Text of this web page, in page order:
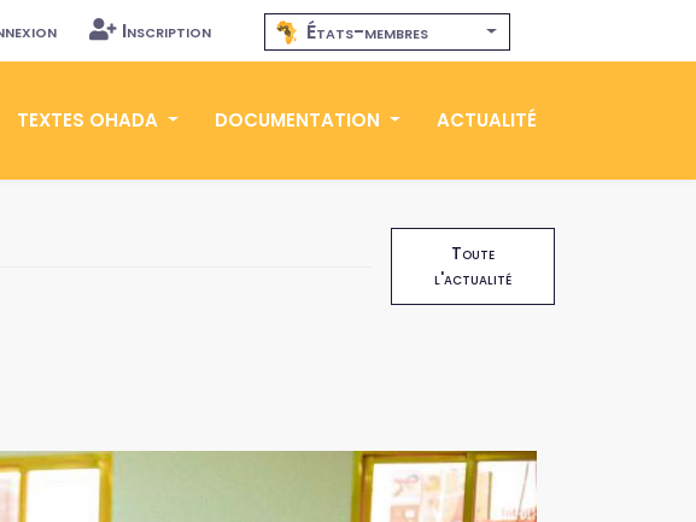
Inscription États-membres
TEXTES OHADA DOCUMENTATION ACTUALITÉ
Toute
l'actualité